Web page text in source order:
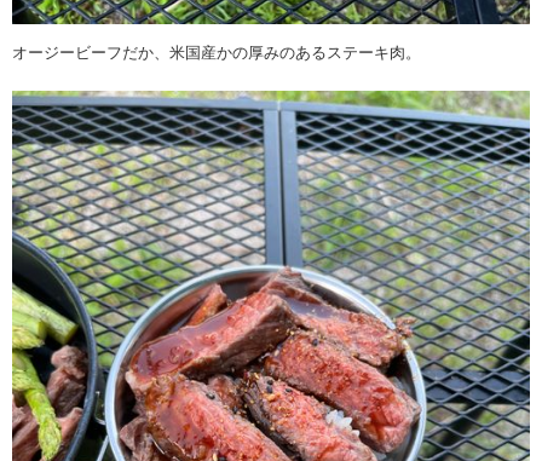
オージービーフだか、米国産かの厚みのあるステーキ肉。